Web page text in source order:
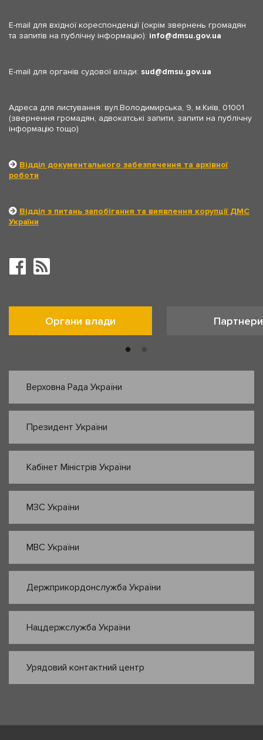
E-mail для вхідної кореспонденції (окрім звернень громадян
та запитів на публічну інформацію): info dmsu.gov.ua
E-mail для органів судової влади: sud dmsu.gov.ua
Адреса для листування: вул.Володимирська, 9, м.Київ, 01001
(звернення громадян, адвокатські запити, запити на публічну
інформацію тощо)
Відділ документального забезпечення та архівної
роботи
Відділ з питань запобігання та виявлення корупції ДМС
України
Органи влади Партнери
Верховна Рада України
Президент України
Кабінет Міністрів України
МЗС України
МВС України
Держприкордонслужба України
Нацдержслужба України
Урядовий контактний центр